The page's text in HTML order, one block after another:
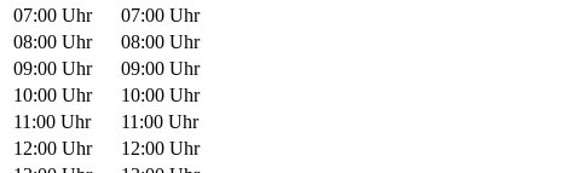
07:00 Uhr
07:00 Uhr
08:00 Uhr
08:00 Uhr
09:00 Uhr
09:00 Uhr
10:00 Uhr
10:00 Uhr
11:00 Uhr
11:00 Uhr
12:00 Uhr
12:00 Uhr